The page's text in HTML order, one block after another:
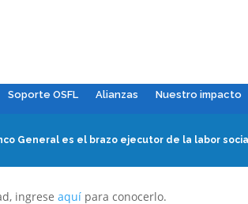
Soporte OSFL Alianzas Nuestro impacto
General es el brazo ejecutor de la labor
ingrese aquí para conocerlo.